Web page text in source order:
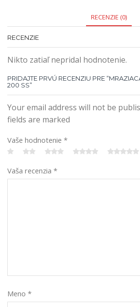
RECENZIE (0)
RECENZIE
Nikto zatiaľ nepridal hodnotenie.
PRIDAJTE PRVÚ RECENZIU PRE
200 SS”
Your email address will not be
fields are marked
Vaše hodnotenie *
Vaša recenzia *
Meno *